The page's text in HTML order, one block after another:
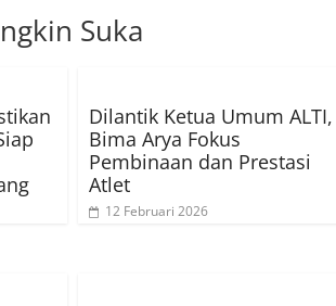
Suka
Dilantik Ketua Umum ALTI,
Bima Arya Fokus
Pembinaan dan Prestasi
Atlet
12 Februari 2026